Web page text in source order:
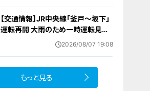
【交通情報】JR中央線「釜戸～坂下」
運転再開 大雨のため一時運転見合
2026/08/07 19:08
もっと見る